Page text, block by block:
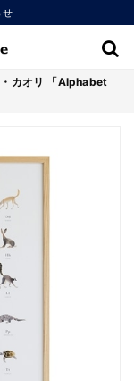
せ
・カオリ 「Alphabet